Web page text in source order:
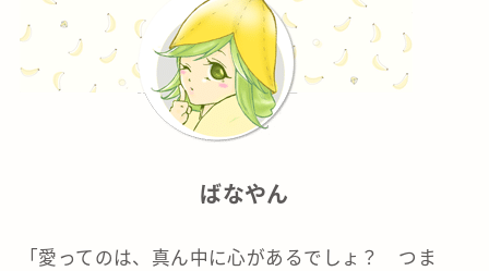
ばなやん
「愛ってのは、真ん中に心があるでしょ？ つま